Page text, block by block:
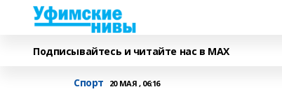
Подписывайтесь и читайте нас в MAX
Спорт 20 МАЯ , 06:16